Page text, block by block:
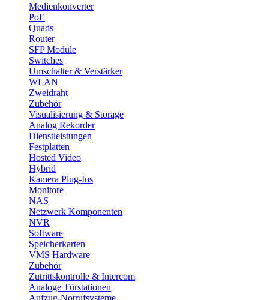
Medienkonverter
PoE
Quads
Router
SFP Module
Switches
Umschalter & Verstärker
WLAN
Zweidraht
Zubehör
Visualisierung & Storage
Analog Rekorder
Dienstleistungen
Festplatten
Hosted Video
Hybrid
Kamera Plug-Ins
Monitore
NAS
Netzwerk Komponenten
NVR
Software
Speicherkarten
VMS Hardware
Zubehör
Zutrittskontrolle & Intercom
Analoge Türstationen
Aufzug-Notrufsysteme